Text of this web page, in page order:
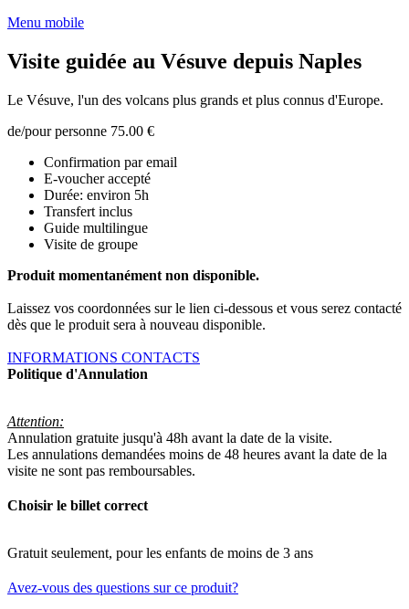
Menu mobile
Visite guidée au Vésuve depuis Naples
Le Vésuve, l'un des volcans plus grands et plus connus d'Europe.
de/pour personne 75.00 €
Confirmation par email
E-voucher accepté
Durée: environ 5h
Transfert inclus
Guide multilingue
Visite de groupe
Produit momentanément non disponible.
Laissez vos coordonnées sur le lien ci-dessous et vous serez contacté
dès que le produit sera à nouveau disponible.
INFORMATIONS CONTACTS
Politique d'Annulation
Attention:
Annulation gratuite jusqu'à 48h avant la date de la visite.
Les annulations demandées moins de 48 heures avant la date de la
visite ne sont pas remboursables.
Choisir le billet correct
Gratuit seulement, pour les enfants de moins de 3 ans
Avez-vous des questions sur ce produit?